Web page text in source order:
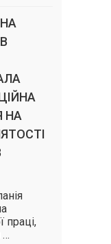
НА
праці,
…